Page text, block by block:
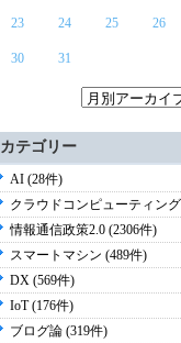
23 24 25 26
30 31
カテゴリー
AI (28件)
クラウドコンピューティン
情報通信政策2.0 (2306件)
スマートマシン (489件)
DX (569件)
IoT (176件)
ブログ論 (319件)